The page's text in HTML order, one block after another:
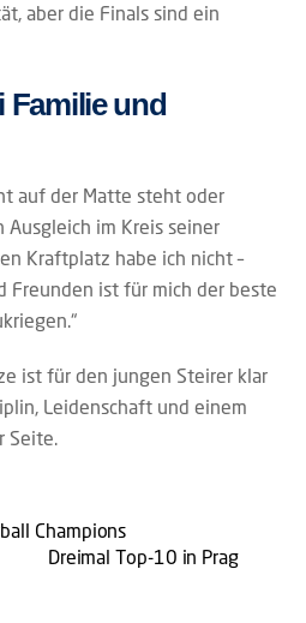
aber die Finals sind ein
Familie und
auf der Matte steht oder
im Kreis seiner
Kraftplatz habe ich nicht –
Freunden ist für mich der beste
ist für den jungen Steirer klar
Leidenschaft und einem
Seite.
Champions
Dreimal Top-10 in Prag